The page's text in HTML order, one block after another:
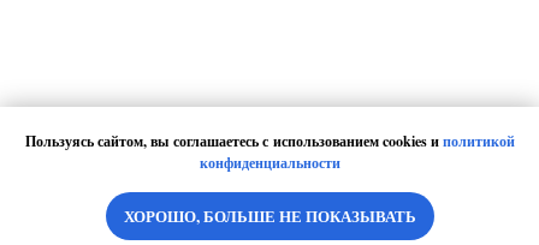
Пользуясь сайтом, вы соглашаетесь с использованием cookies иполитикой
конфиденциальности
ХОРОШО, БОЛЬШЕ НЕ ПОКАЗЫВАТЬ